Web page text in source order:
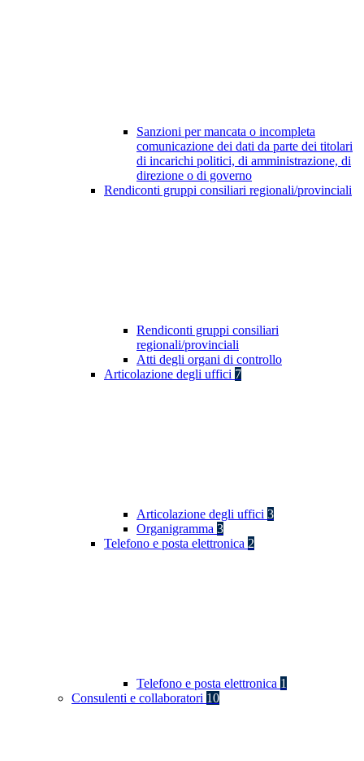
Sanzioni per mancata o incompleta
comunicazione dei dati da parte dei titolari
di incarichi politici, di amministrazione, di
direzione o di governo
Rendiconti gruppi consiliari regionali/provinciali
Rendiconti gruppi consiliari
regionali/provinciali
Atti degli organi di controllo
Articolazione degli uffici 7
Articolazione degli uffici 3
Organigramma 3
Telefono e posta elettronica 2
Telefono e posta elettronica 1
Consulenti e collaboratori 10